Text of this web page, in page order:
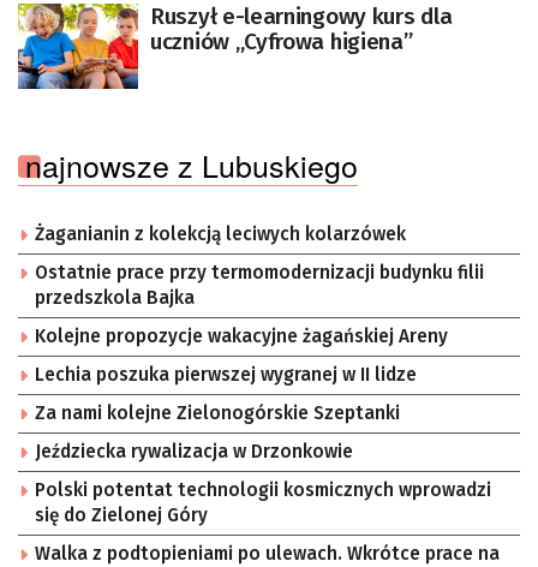
Ruszył e-learningowy kurs dla
uczniów „Cyfrowa higiena”
najnowsze z Lubuskiego
Żaganianin z kolekcją leciwych kolarzówek
Ostatnie prace przy termomodernizacji budynku filii
przedszkola Bajka
Kolejne propozycje wakacyjne żagańskiej Areny
Lechia poszuka pierwszej wygranej w II lidze
Za nami kolejne Zielonogórskie Szeptanki
Jeździecka rywalizacja w Drzonkowie
Polski potentat technologii kosmicznych wprowadzi
się do Zielonej Góry
Walka z podtopieniami po ulewach. Wkrótce prace na